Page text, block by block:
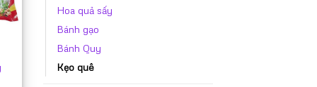
Hoa quả sấy
Bánh gạo
Bánh Quy
Kẹo quê